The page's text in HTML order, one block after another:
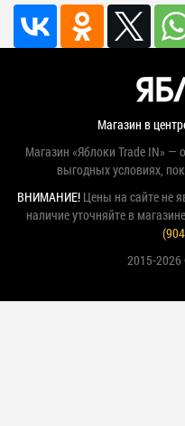
Магазин в
Магазин «Яблоки Trade IN» —
выгодных условиях,
ВНИМАНИЕ! Цены на сайте не
наличие уточняйте в
2015-2026